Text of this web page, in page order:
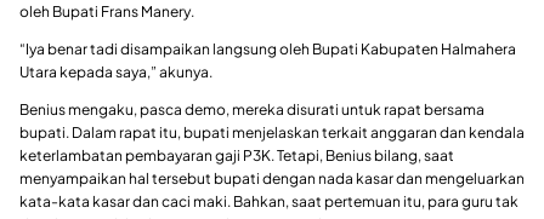
oleh Bupati Frans Manery.
“Iya benar tadi disampaikan langsung oleh Bupati Kabupaten Halmahera
Utara kepada saya,” akunya.
Benius mengaku, pasca demo, mereka disurati untuk rapat bersama
bupati. Dalam rapat itu, bupati menjelaskan terkait anggaran dan kendala
keterlambatan pembayaran gaji P3K. Tetapi, Benius bilang, saat
menyampaikan hal tersebut bupati dengan nada kasar dan mengeluarkan
kata-kata kasar dan caci maki. Bahkan, saat pertemuan itu, para guru tak